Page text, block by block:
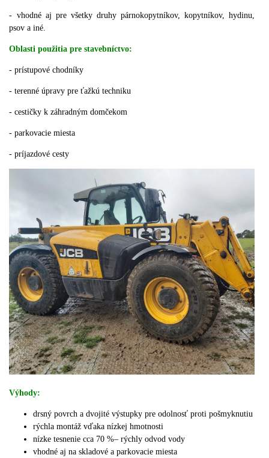
- vhodné aj pre všetky druhy párnokopytníkov, kopytníkov, hydinu,
psov a iné.
Oblasti použitia pre stavebníctvo:
- prístupové chodníky
- terenné úpravy pre ťažkú techniku
- cestičky k záhradným domčekom
- parkovacie miesta
- príjazdové cesty
Výhody:
drsný povrch a dvojité výstupky pre odolnosť proti pošmyknutiu
rýchla montáž vďaka nízkej hmotnosti
nízke tesneniecca 70 %– rýchly odvod vody
vhodné aj na skladové a parkovacie miesta